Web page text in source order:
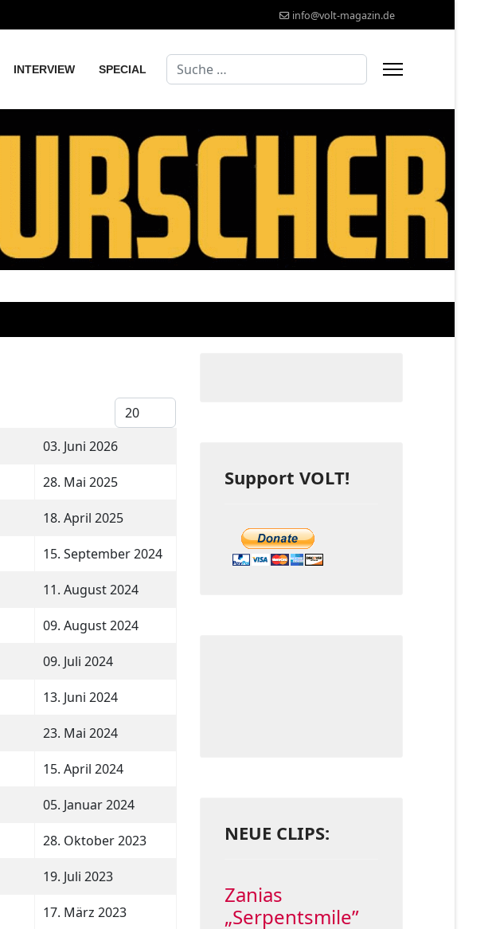
info@volt-magazin.de
INTERVIEW SPECIAL Suchen
Anzeige #
03. Juni 2026
28. Mai 2025
18. April 2025
15. September 2024
11. August 2024
09. August 2024
09. Juli 2024
13. Juni 2024
23. Mai 2024
15. April 2024
05. Januar 2024
28. Oktober 2023
19. Juli 2023
17. März 2023
Support VOLT!
NEUE CLIPS:
Zanias
„Serpentsmile”